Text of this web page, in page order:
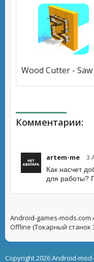
Комментарии:
artem-me 3
Как насчет
для работы?
Android-games-mods.com
Offline (Токарный станок
Copyright 2026 Android-